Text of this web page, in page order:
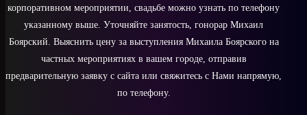
корпоративном мероприятии, свадьбе можно узнать по телефону
указанному выше. Уточняйте занятость, гонорар Михаил
Боярский. Выяснить цену за выступления Михаила Боярского на
частных мероприятиях в вашем городе, отправив
предварительную заявку с сайта или свяжитесь с Нами напрямую,
по телефону.